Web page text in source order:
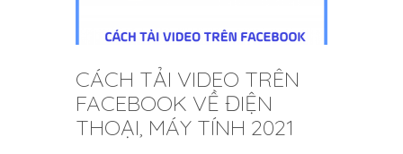
CÁCH TẢI VIDEO TRÊN
FACEBOOK VỀ ĐIỆN
THOẠI, MÁY TÍNH 2021